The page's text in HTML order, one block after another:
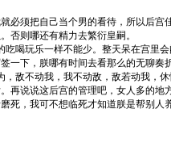
必须把自己当个男的看待，所以后
否则哪还有精力去繁衍皇嗣。
吃喝玩乐一样不能少。整天呆在宫里
一下，朕哪有时间去看那么的无聊
，敌不动我，我不动敌，敌若动我，
再说说这后宫的管理吧，女人多的
死，我可不想临死才知道朕是帮别